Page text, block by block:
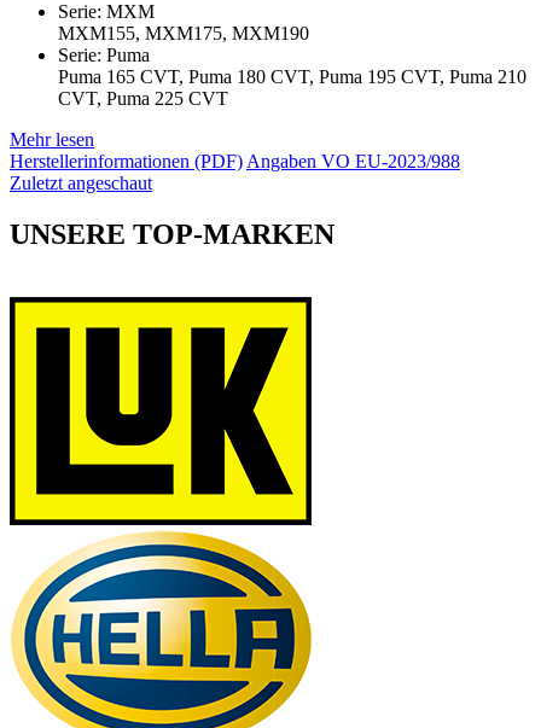
Serie: MXM
MXM155, MXM175, MXM190
Serie: Puma
Puma 165 CVT, Puma 180 CVT, Puma 195 CVT, Puma 210
CVT, Puma 225 CVT
Mehr lesen
Herstellerinformationen (PDF)Angaben VO EU-2023/988
Zuletzt angeschaut
UNSERE TOP-MARKEN